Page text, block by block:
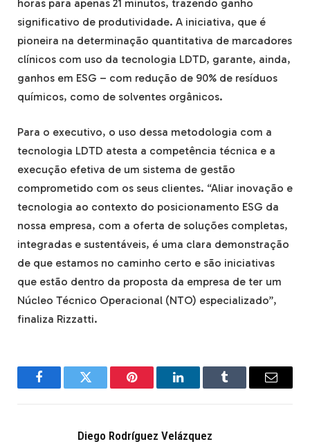
horas para apenas 21 minutos, trazendo ganho
significativo de produtividade. A iniciativa, que é
pioneira na determinação quantitativa de marcadores
clínicos com uso da tecnologia LDTD, garante, ainda,
ganhos em ESG – com redução de 90% de resíduos
químicos, como de solventes orgânicos.
Para o executivo, o uso dessa metodologia com a
tecnologia LDTD atesta a competência técnica e a
execução efetiva de um sistema de gestão
comprometido com os seus clientes. “Aliar inovação e
tecnologia ao contexto do posicionamento ESG da
nossa empresa, com a oferta de soluções completas,
integradas e sustentáveis, é uma clara demonstração
de que estamos no caminho certo e são iniciativas
que estão dentro da proposta da empresa de ter um
Núcleo Técnico Operacional (NTO) especializado”,
finaliza Rizzatti.
FacebookTwitter Pinterest LinkedInTumblr Email
Diego Rodríguez Velázquez